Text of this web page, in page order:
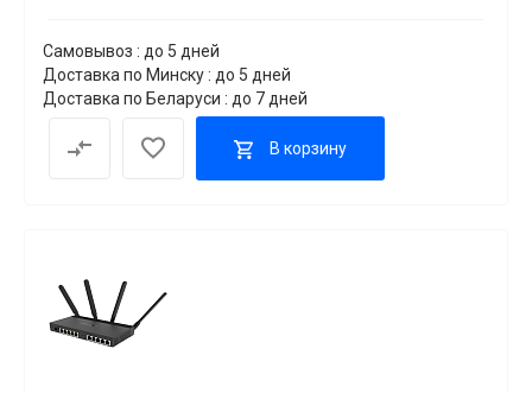
Самовывоз : до 5 дней
Доставка по Минску : до 5 дней
Доставка по Беларуси : до 7 дней
В корзину